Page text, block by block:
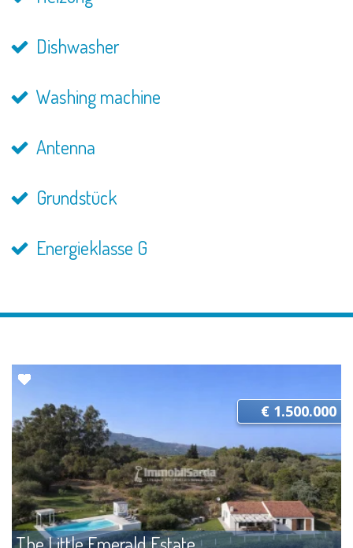
Dishwasher
Washing machine
Antenna
Grundstück
Energieklasse G
€ 1.500.000